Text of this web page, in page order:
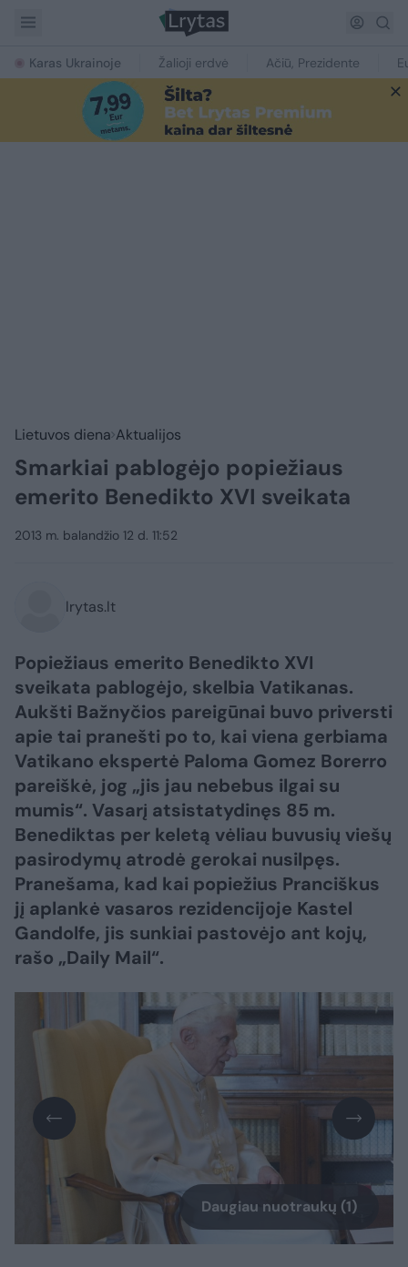
Karas Ukrainoje Žalioji erdvė Ačiū, Prezidente
Lietuvos diena Aktualijos
Smarkiai pablogėjo popiežiaus
emerito Benedikto XVI sveikata
2013 m. balandžio 12 d. 11:52
lrytas.lt
Popiežiaus emerito Benedikto XVI
sveikata pablogėjo, skelbia Vatikanas.
Aukšti Bažnyčios pareigūnai buvo priversti
apie tai pranešti po to, kai viena gerbiama
Vatikano ekspertė Paloma Gomez Borerro
pareiškė, jog „jis jau nebebus ilgai su
mumis“. Vasarį atsistatydinęs 85 m.
Benediktas per keletą vėliau buvusių viešų
pasirodymų atrodė gerokai nusilpęs.
Pranešama, kad kai popiežius Pranciškus
jį aplankė vasaros rezidencijoje Kastel
Gandolfe, jis sunkiai pastovėjo ant kojų,
rašo „Daily Mail“.
Daugiau nuotraukų (1)